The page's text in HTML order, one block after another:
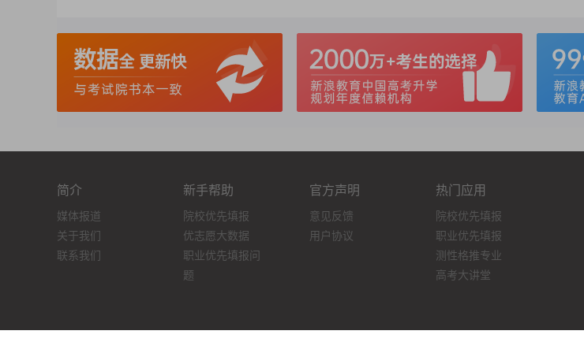
简介
媒体报道
关于我们
联系我们
新手帮助
院校优先填报
优志愿大数据
职业优先填报问
题
官方声明
意见反馈
用户协议
热门应用
院校优先填报
职业优先填报
测性格推专业
高考大讲堂